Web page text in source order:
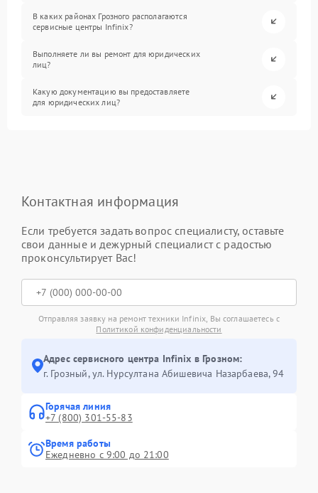
В каких районах Грозного располагаются
сервисные центры Infinix?
Выполняете ли вы ремонт для юридических
лиц?
Какую документацию вы предоставляете
для юридических лиц?
Контактная информация
Если требуется задать вопрос специалисту, оставьте
свои данные и дежурный специалист с радостью
проконсультирует Вас!
Отправляя заявку на ремонт техники Infinix, Вы соглашаетесь с
Политикой конфиденциальности
Адрес сервисного центра Infinix в Грозном:
г. Грозный, ул. Нурсултана Абишевича Назарбаева, 94
Горячая линия
+7 (800) 301-55-83
Время работы
Ежедневно с 9:00 до 21:00